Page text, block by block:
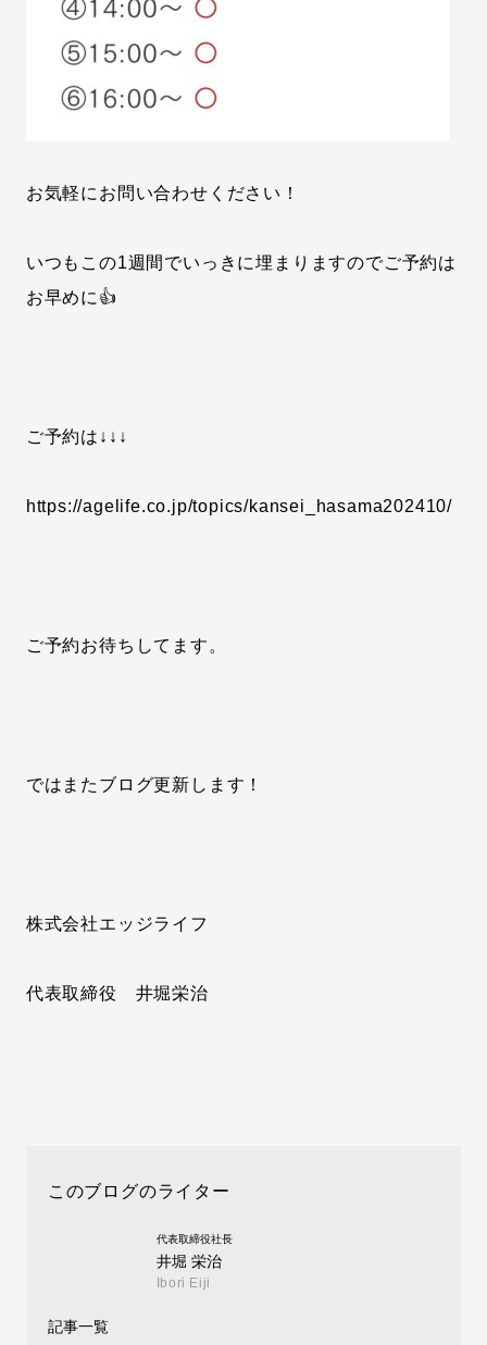
お気軽にお問い合わせください！
いつもこの1週間でいっきに埋まりますのでご予約は
お早めに👍
ご予約は↓↓↓
https://agelife.co.jp/topics/kansei_hasama202410/
ご予約お待ちしてます。
ではまたブログ更新します！
株式会社エッジライフ
代表取締役 井堀栄治
このブログのライター
代表取締役社長
井堀 栄治
Ibori Eiji
記事一覧